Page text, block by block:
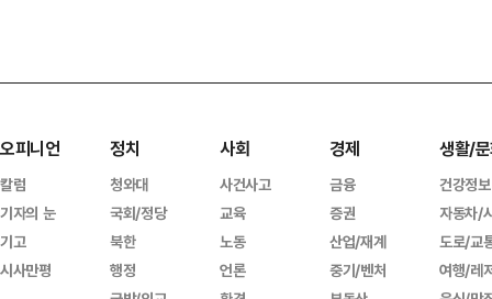
오피니언
칼럼
기자의 눈
기고
시사만평
정치
청와대
국회/정당
북한
행정
사회
사건사고
교육
노동
언론
경제
금융
증권
산업/재계
중기/벤처
생활/
건강정보
자동차/
도로/교
여행/레